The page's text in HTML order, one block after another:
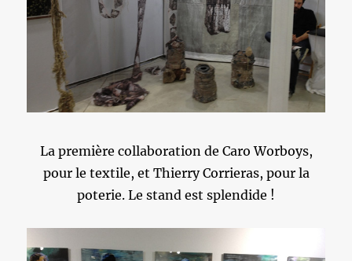
La première collaboration de Caro Worboys,
pour le textile, et Thierry Corrieras, pour la
poterie. Le stand est splendide !